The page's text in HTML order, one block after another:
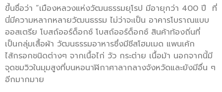
ขึ้นชื่อว่า “เมืองหลวงแห่งวัฒนธรรมยุโรป มีอายุกว่า 400 ปี ที่
นี่มีความหลากหลายวัฒนธรรม ไม่ว่าจะเป็น อาคารโบราณแบบ
ออสเตรีย โบสถ์ออร์ด็อกซ์ โบสถ์ออร์ด็อกซ์ สินค้าท้องถิ่นที่
เป็นกลุ่มเสื้อผ้า วัฒนธรรมอาหารซึ่งมีชีสโฮมเมด แพนเค้ก
ไส้กรอกชนิดต่างๆ จากเนื้อไก่ วัว กระต่าย เนื้อม้า นอกจากนี้มี
จุดชมวิวในมุมสูงที่บนหอนาฬิกาศาลากลางจังหวัดและยังมีอื่น ๆ
อีกมากมาย